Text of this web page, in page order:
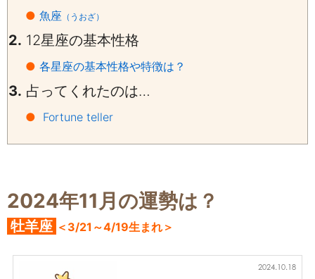
● 魚座 （うおざ）
2. 12星座の基本性格
● 各星座の基本性格や特徴は？
3. 占ってくれたのは…
● Fortune teller
2024年11月の運勢は？
牡羊座 ＜3/21～4/19生まれ＞
2024.10.18